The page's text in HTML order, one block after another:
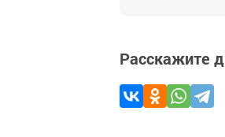
Расскажите